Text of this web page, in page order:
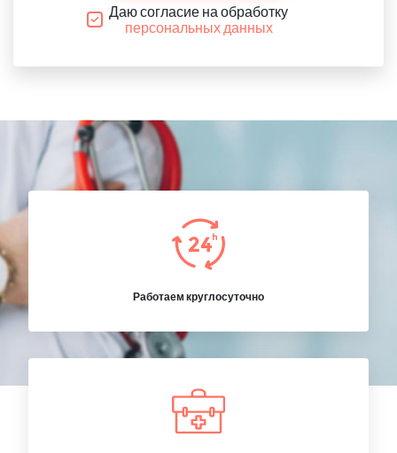
Даю согласие на обработку
персональных данных
Работаем круглосуточно